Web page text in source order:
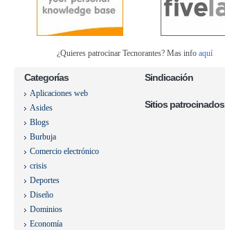
¿Quieres patrocinar Tecnorantes? Mas info aquí
Categorías
Aplicaciones web
Asides
Blogs
Burbuja
Comercio electrónico
crisis
Deportes
Diseño
Dominios
Economía
Sindicación
Sitios patrocinados